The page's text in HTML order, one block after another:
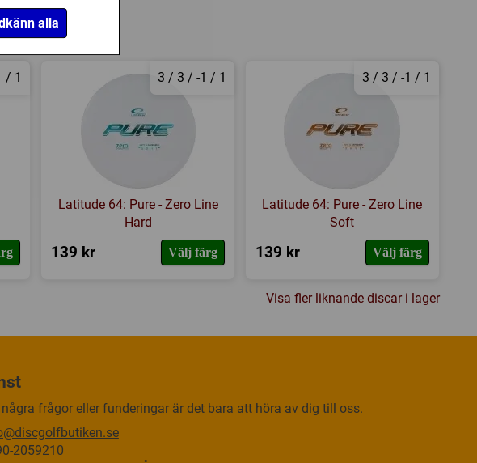
alla
/ 1 3 / 3 / -1 / 1
Latitude 64: Pure - Zero Line
Hard
139 kr Välj färg
3 / 3 / -1 / 1
Latitude 64: Pure - Zero Line
Soft
139 kr Välj färg
Visa fler liknande discar i lager
frågor eller funderingar är det bara att höra av dig till oss.
2059210